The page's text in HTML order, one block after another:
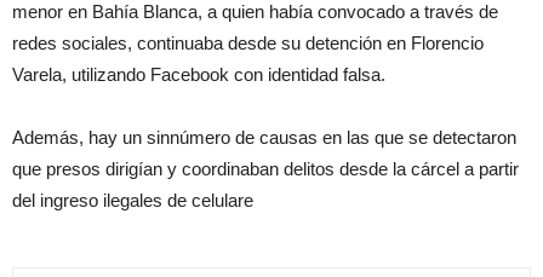
menor en Bahía Blanca, a quien había convocado a través de
redes sociales, continuaba desde su detención en Florencio
Varela, utilizando Facebook con identidad falsa.
Además, hay un sinnúmero de causas en las que se detectaron
que presos dirigían y coordinaban delitos desde la cárcel a partir
del ingreso ilegales de celulare